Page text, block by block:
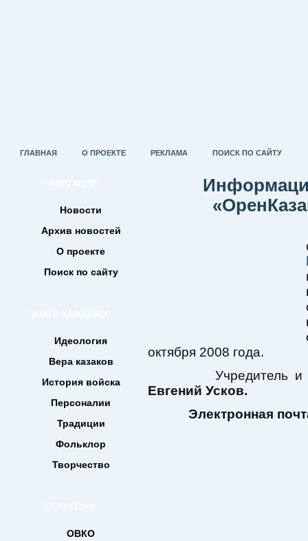
ГЛАВНАЯ О ПРОЕКТЕ РЕКЛАМА ПОИСК ПО САЙТУ
Новости
Архив новостей
О проекте
Поиск по сайту
Идеология
Вера казаков
История войска
Персоналии
Традиции
Фольклор
Творчество
ОВКО
октября 2008 года.
Учредитель и
Евгений Усков.
Электронная